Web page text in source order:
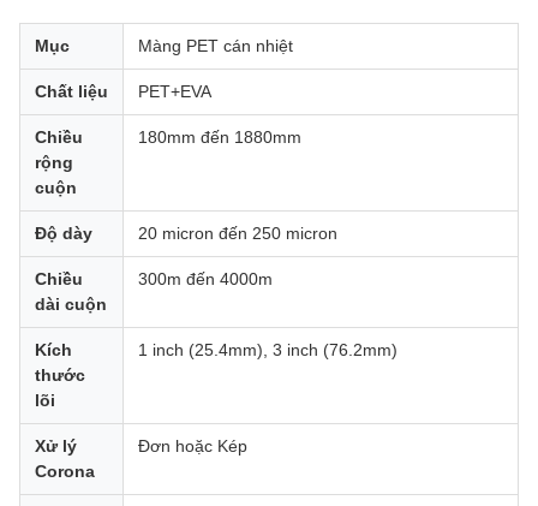
Mục Màng PET cán nhiệt
Chất liệu PET+EVA
Chiều
rộng
cuộn
180mm đến 1880mm
Độ dày 20 micron đến 250 micron
Chiều
dài cuộn
300m đến 4000m
Kích
thước
lõi
1 inch (25.4mm), 3 inch (76.2mm)
Xử lý
Corona
Đơn hoặc Kép